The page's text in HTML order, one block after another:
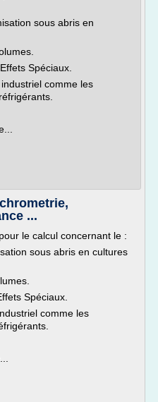
sous abris en
Spéciaux.
comme les
...
le calcul concernant le :
sous abris en cultures
Spéciaux.
comme les